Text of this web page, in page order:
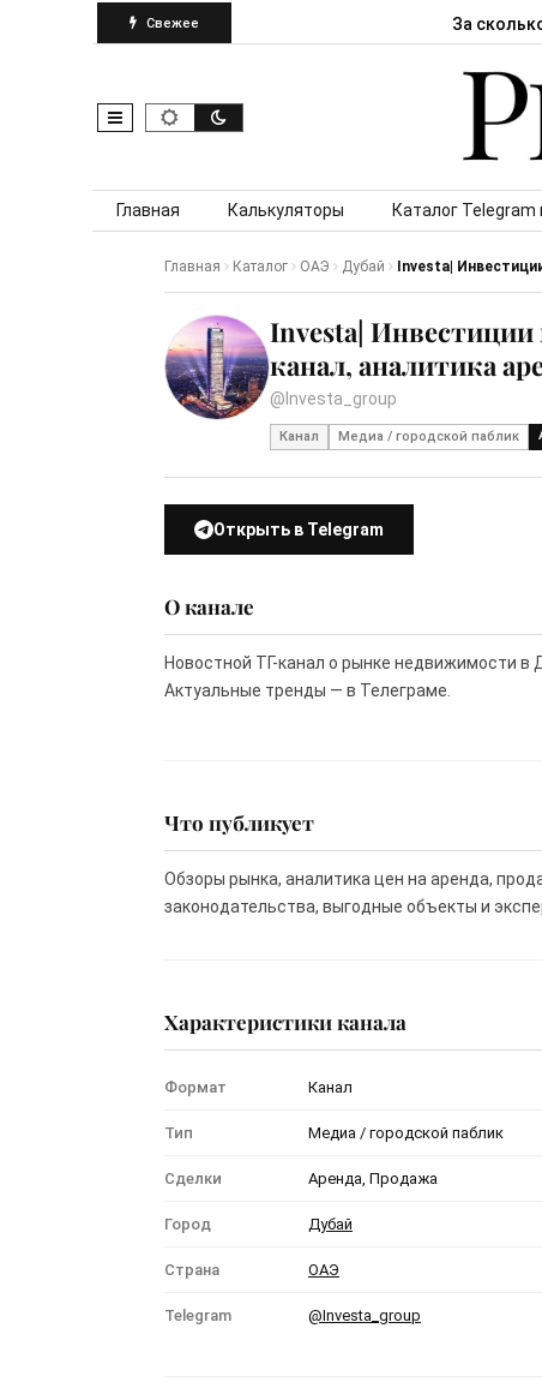
Свежее За
Skip to content
Главная Калькуляторы Каталог Telegram
Главная Каталог ОАЭ Дубай Investa|
Investa|
канал, аналитика
@Investa_group
Канал Медиа / городской паблик
Открыть в Telegram
О канале
Новостной ТГ-канал о рынке недвижимости в
Актуальные тренды — в Телеграме.
Что публикует
Обзоры рынка, аналитика цен на аренда,
законодательства, выгодные объекты и
Характеристики канала
Формат Канал
Тип Медиа / городской паблик
Сделки Аренда, Продажа
Город Дубай
Страна ОАЭ
Telegram @Investa_group